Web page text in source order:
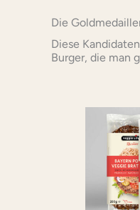
Die
Diese
Burger, die man